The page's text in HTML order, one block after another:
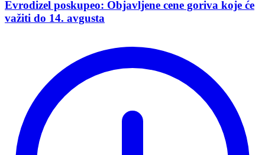
Evrodizel poskupeo: Objavljene cene goriva koje će
važiti do 14. avgusta